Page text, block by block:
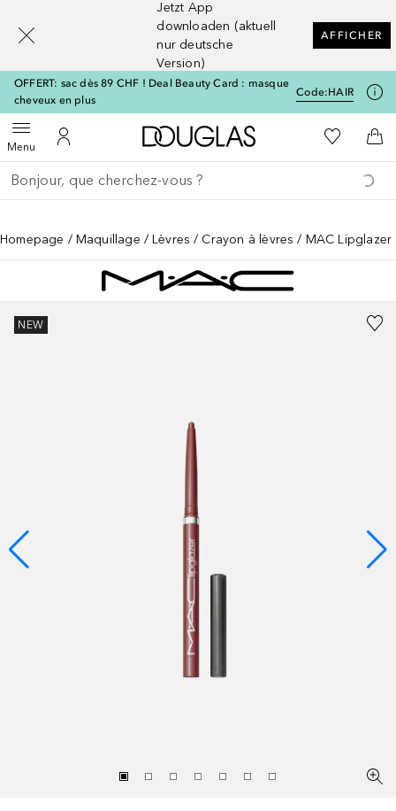
Jetzt App
downloaden (aktuell
nur deutsche
Version)
AFFICHER
OFFERT: sac dès 89 CHF ! Deal Beauty Card : masque
cheveux en plus
Code:HAIR
MenuOuvrir le menuVers Mon Compte
Vers l'accueil Douglas
Vers Ma
Retourner
Exécuter la recherche
Homepage Maquillage Lèvres Crayon à lèvres MAC Lipglazer
NEW
[navigation.slideout.screenreader]